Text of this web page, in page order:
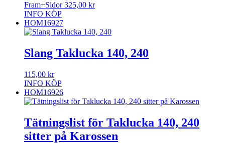
Fram+Sidor 325,00 kr
INFO KÖP
HOM16927
Slang Taklucka 140, 240
115,00 kr
INFO KÖP
HOM16926
Tätningslist för Taklucka 140, 240
sitter på Karossen